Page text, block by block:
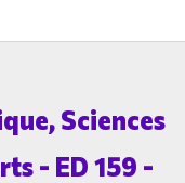
Sciences
- ED 159 -